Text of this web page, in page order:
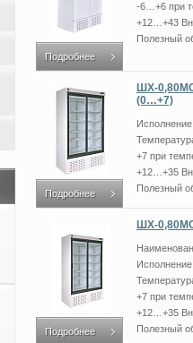
Подробнее
-6…+6 при
+12…+43
Полезный
Подробнее
ШХ-
(0…+7)
+7 при
+12…+35
Полезный
Подробнее
ШХ-
+7 при
+12…+35
Полезный